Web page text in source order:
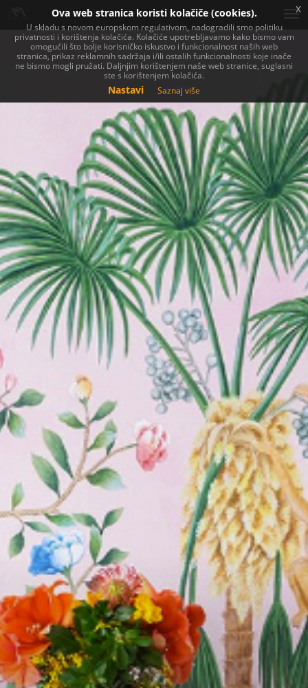
Ova web stranica koristi kolačiče (cookies).
U skladu s novom europskom regulativom, nadogradili smo politiku
privatnosti i korištenja kolačića. Kolačiće upotrebljavamo kako bismo vam
omogućili što bolje korisničko iskustvo i funkcionalnost naših web
stranica, prikaz reklamnih sadržaja i/ili ostalih funkcionalnosti koje inače
ne bismo mogli pružati. Daljnjim korištenjem naše web stranice, suglasni
ste s korištenjem kolačića.
Nastavi Saznaj više
x